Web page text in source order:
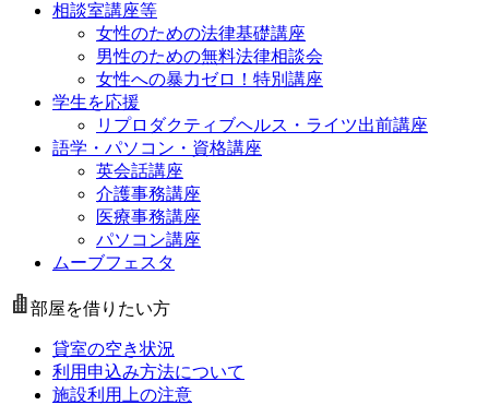
相談室講座等
女性のための法律基礎講座
男性のための無料法律相談会
女性への暴力ゼロ！特別講座
学生を応援
リプロダクティブヘルス・ライツ出前講座
語学・パソコン・資格講座
英会話講座
介護事務講座
医療事務講座
パソコン講座
ムーブフェスタ
部屋を借りたい方
貸室の空き状況
利用申込み方法について
施設利用上の注意